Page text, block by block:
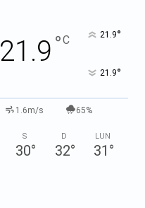
21.9 °C 21.9°
21.9°
1.6m/s 65%
S
30°
D
32°
LUN
31 °